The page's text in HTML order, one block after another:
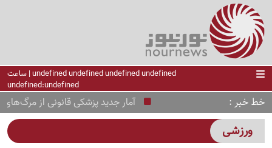
undefined undefined undefined undefined | ساعت
undefined:undefined
خط خبر آمار جدید پزشکی قانونی از مرگ‌های
ورزشی